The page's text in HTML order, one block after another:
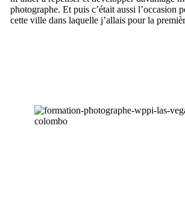
photographe. Et puis c’était aussi l’occasion
cette ville dans laquelle j’allais pour la